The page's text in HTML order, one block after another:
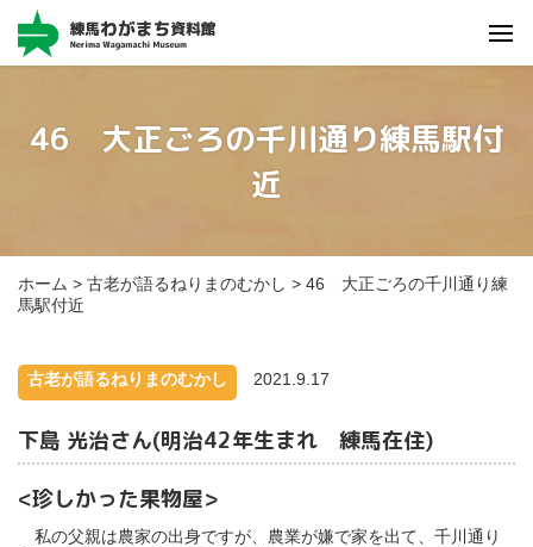
写真 資料 エピソード
46 大正ごろの千川通り練馬駅付
近
ホーム > 古老が語るねりまのむかし > 46 大正ごろの千川通り練
馬駅付近
古老が語るねりまのむかし 2021.9.17
下島 光治さん(明治42年生まれ 練馬在住)
<珍しかった果物屋>
私の父親は農家の出身ですが、農業が嫌で家を出て、千川通り